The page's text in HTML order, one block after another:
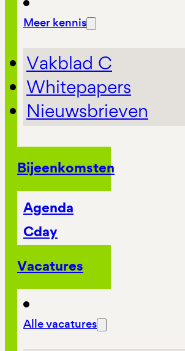
Meer kennis
Vakblad C
Whitepapers
Nieuwsbrieven
Bijeenkomsten
Agenda
Cday
Vacatures
Alle vacatures